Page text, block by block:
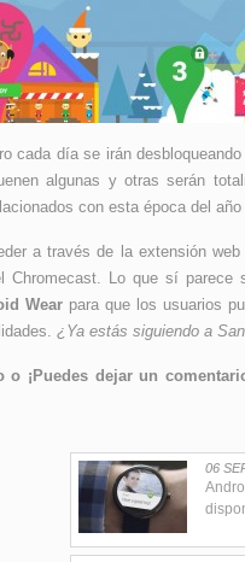
cada día se irán desbloqueando
algunas y otras serán
con esta época del
a través de la extensión
Chromecast. Lo que sí
Wear para que los usuarios
¿Ya estás siguiendo a
¡Puedes dejar un
06